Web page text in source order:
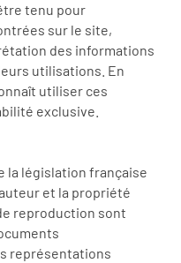
tenu pour
sur le site,
des informations
utilisations. En
utiliser ces
exclusive.
la législation française
et la propriété
reproduction sont
représentations